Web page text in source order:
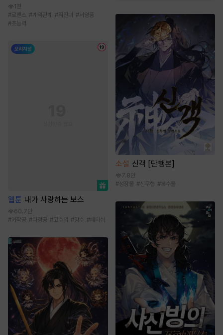
1천
#로맨스 # 계약관계 #직진녀 #서양풍
#초능력
웹툰 내가 사랑하는 보스
60.7만
#키작공 #다정공 #고수위 #강수 #페티쉬
소설 신객 [단행본]
7.8만
#성장물 #신무협 #복수물